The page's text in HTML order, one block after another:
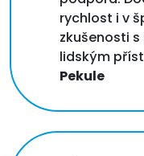
rychlost i v
zkušenosti
lidským
Pekule